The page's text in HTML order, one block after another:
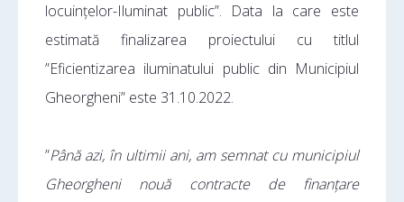
locuințelor-Iluminat public”. Data la care este
estimată finalizarea proiectului cu titlul
”Eficientizarea iluminatului public din Municipiul
Gheorgheni” este 31.10.2022.
”Până azi, în ultimii ani, am semnat cu municipiul
Gheorgheni nouă contracte de finanțare